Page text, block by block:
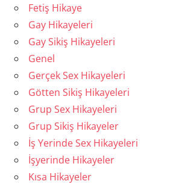
Fetiş Hikaye
Gay Hikayeleri
Gay Sikiş Hikayeleri
Genel
Gerçek Sex Hikayeleri
Götten Sikiş Hikayeleri
Grup Sex Hikayeleri
Grup Sikiş Hikayeler
İş Yerinde Sex Hikayeleri
İşyerinde Hikayeler
Kısa Hikayeler